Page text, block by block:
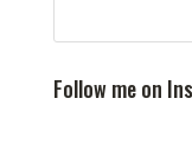
Follow me on